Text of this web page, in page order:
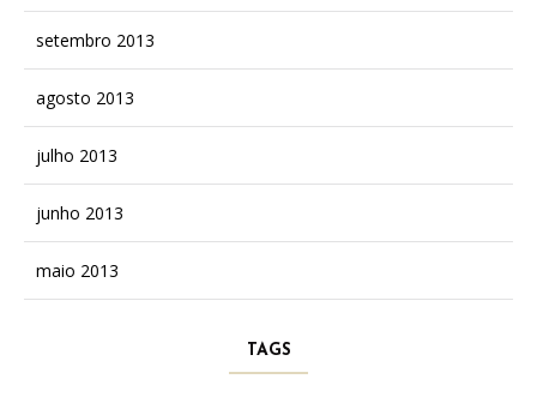
setembro 2013
agosto 2013
julho 2013
junho 2013
maio 2013
TAGS